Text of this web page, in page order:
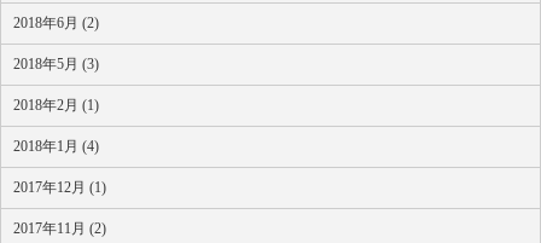
2018年6月 (2)
2018年5月 (3)
2018年2月 (1)
2018年1月 (4)
2017年12月 (1)
2017年11月 (2)